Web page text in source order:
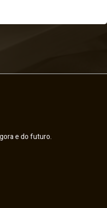
e do futuro.